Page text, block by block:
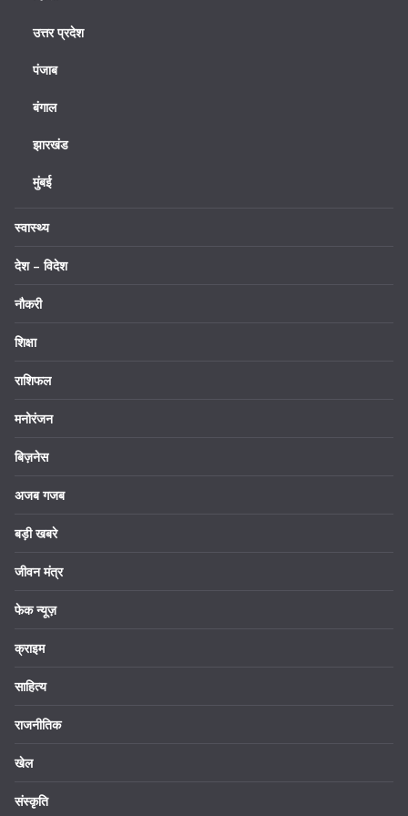
उत्तर प्रदेश
पंजाब
बंगाल
झारखंड
मुंबई
स्वास्थ्य
देश – विदेश
नौकरी
शिक्षा
राशिफल
मनोरंजन
बिज़नेस
अजब गजब
बड़ी खबरे
जीवन मंत्र
फेक न्यूज़
क्राइम
साहित्य
राजनीतिक
खेल
संस्कृति